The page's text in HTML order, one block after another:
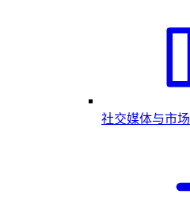
社交媒体与市场